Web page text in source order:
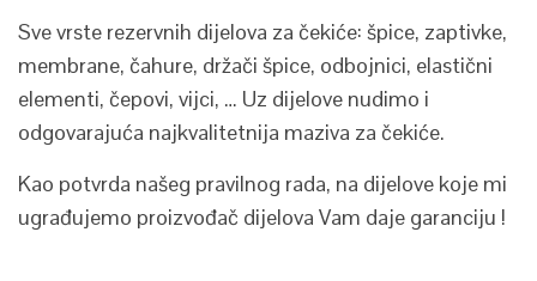
Sve vrste rezervnih dijelova za čekiće: špice, zaptivke,
membrane, čahure, držači špice, odbojnici, elastični
elementi, čepovi, vijci, … Uz dijelove nudimo i
odgovarajuća najkvalitetnija maziva za čekiće.
Kao potvrda našeg pravilnog rada, na dijelove koje mi
ugrađujemo proizvođač dijelova Vam daje garanciju !